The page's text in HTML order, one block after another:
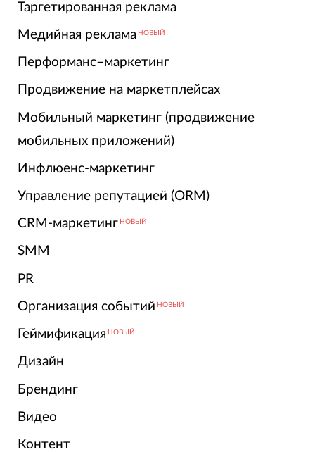
Таргетированная реклама
Медийная реклама НОВЫЙ
Перформанс–маркетинг
Продвижение на маркетплейсах
Мобильный маркетинг (продвижение
мобильных приложений)
Инфлюенс-маркетинг
Управление репутацией (ORM)
CRM-маркетинг НОВЫЙ
SMM
PR
Организация событий НОВЫЙ
Геймификация НОВЫЙ
Дизайн
Брендинг
Видео
Контент